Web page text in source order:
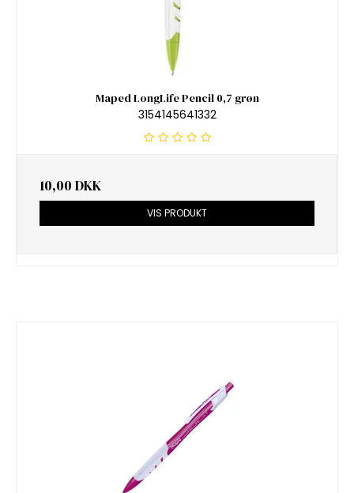
Maped LongLife Pencil 0,7 grøn
3154145641332
10,00 DKK
VIS PRODUKT